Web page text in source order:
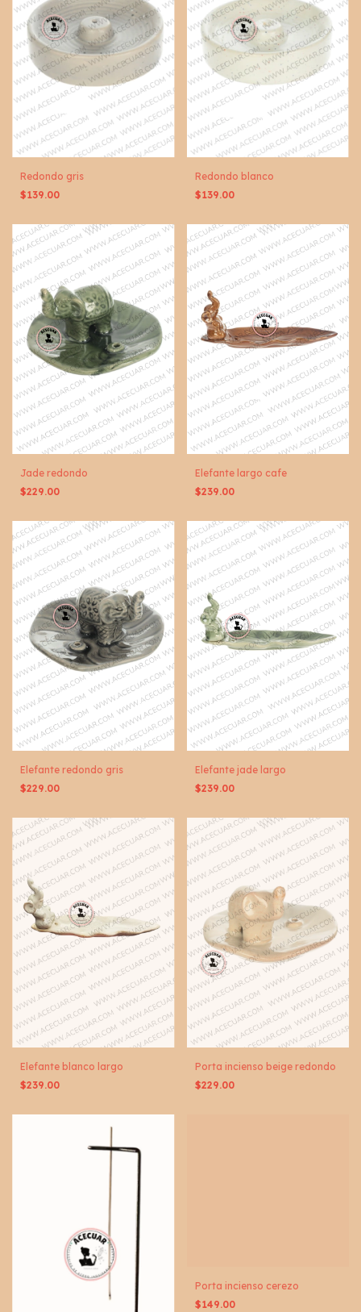
Redondo gris
$139.00
Redondo blanco
$139.00
Jade redondo
$229.00
Elefante largo cafe
$239.00
Elefante redondo gris
$229.00
Elefante jade largo
$239.00
Elefante blanco largo
$239.00
Porta incienso beige redondo
$229.00
Porta incienso cerezo
$149.00